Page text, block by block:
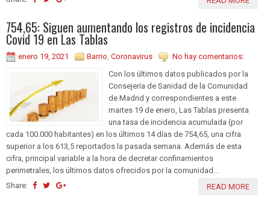
754,65: Siguen aumentando los registros de incidencia
Covid 19 en Las Tablas
enero 19, 2021 Barrio Coronavirus
No hay comentarios:
Con los últimos datos publicados por la
Consejería de Sanidad de la Comunidad
de Madrid y correspondientes a este
martes 19 de enero, Las Tablas presenta
una tasa de incidencia acumulada (por
cada 100.000 habitantes) en los últimos 14 días de 754,65, una cifra
superior a los 613,5 reportados la pasada semana. Además de esta
cifra, principal variable a la hora de decretar confinamientos
perimetrales, los últimos datos ofrecidos por la comunidad...
Share:
READ MORE